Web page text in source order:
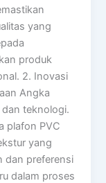
yang
produk
2. Inovasi
Angka
teknologi.
plafon PVC
yang
dan preferensi
dalam proses